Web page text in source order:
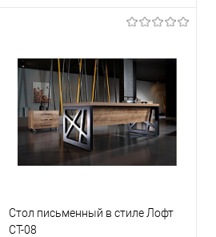
Купить в 1 клик
К сравнению
В избранное
Под заказ
Стол письменный в стиле Лофт
СТ-08